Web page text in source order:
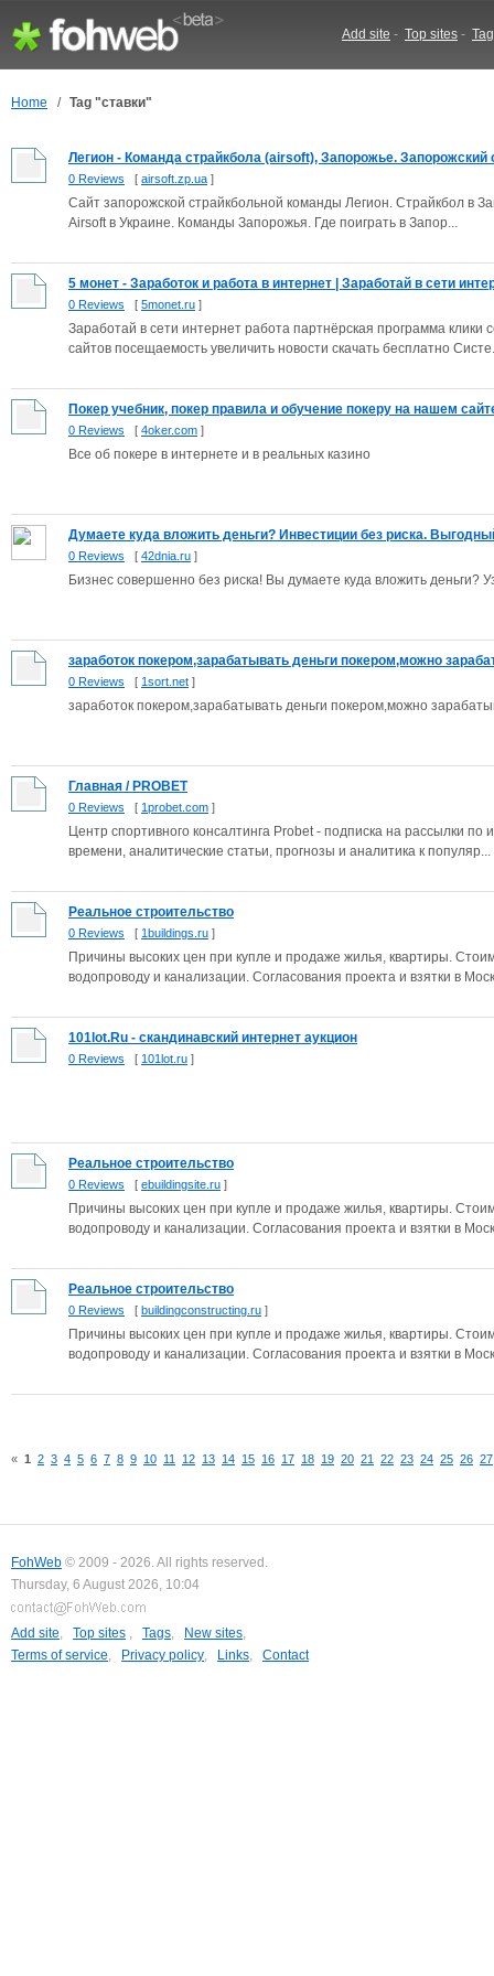
Add site - Top sites -
Home / Tag "ставки"
Легион - Команда страйкбола (airsoft), Запорожье. Запорожский
0 Reviews [ airsoft.zp.ua ]
Сайт запорожской страйкбольной команды Легион. Страйкбол в
Airsoft в Украине. Команды Запорожья. Где поиграть в Запор...
5 монет - Заработок и работа в интернет | Заработай в сети
0 Reviews [ 5monet.ru ]
Заработай в сети интернет работа партнёрская программа
сайтов посещаемость увеличить новости скачать бесплатно
Покер учебник, покер правила и обучение покеру на нашем
0 Reviews [ 4oker.com ]
Все об покере в интернете и в реальных казино
Думаете куда вложить деньги? Инвестиции без риска.
0 Reviews [ 42dnia.ru ]
Бизнес совершенно без риска! Вы думаете куда вложить деньги?
заработок покером,зарабатывать деньги покером,можно
0 Reviews [ 1sort.net ]
заработок покером,зарабатывать деньги покером,можно
Главная / PROBET
0 Reviews [ 1probet.com ]
Центр спортивного консалтинга Probet - подписка на рассылки
времени, аналитические статьи, прогнозы и аналитика к популяр...
Реальное строительство
0 Reviews [ 1buildings.ru ]
Причины высоких цен при купле и продаже жилья, квартиры.
водопроводу и канализации. Согласования проекта и взятки в
101lot.Ru - скандинавский интернет аукцион
0 Reviews [ 101lot.ru ]
Реальное строительство
0 Reviews [ ebuildingsite.ru ]
Причины высоких цен при купле и продаже жилья, квартиры.
водопроводу и канализации. Согласования проекта и взятки в
Реальное строительство
0 Reviews [ buildingconstructing.ru ]
Причины высоких цен при купле и продаже жилья, квартиры.
водопроводу и канализации. Согласования проекта и взятки в
« 1 2 3 4 5 6 7 8 9 10 11 12 13 14 15 16 17 18 19 20 21 22 23 24 25 26 27
FohWeb © 2009 - 2026. All rights reserved.
Thursday, 6 August 2026, 10:04
Add site, Top sites , Tags, New sites,
Terms of service, Privacy policy, Links, Contact